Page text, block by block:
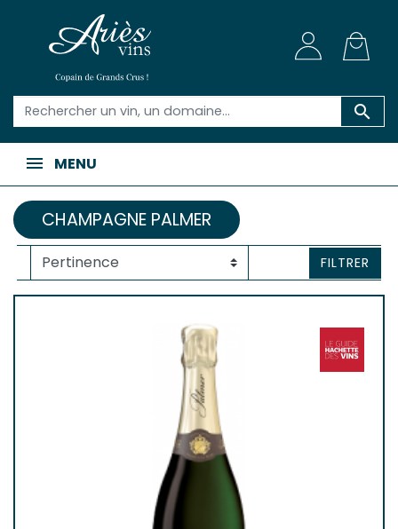

MENU
CHAMPAGNE PALMER
FILTRER